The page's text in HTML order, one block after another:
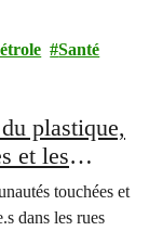
Santé
plastique,
et les
montre
gens tout
touchées et
dans les rues